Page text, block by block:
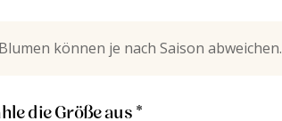
Blumen können je nach Saison abweichen.
die Größe aus *